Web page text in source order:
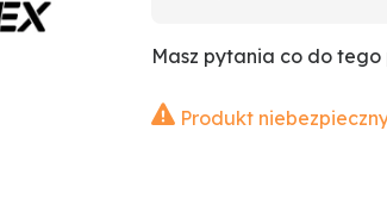
Masz pytania co do
Produkt